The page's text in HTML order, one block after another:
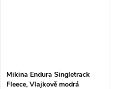
Mikina Endura Singletrack
Fleece, Vlajkově modrá